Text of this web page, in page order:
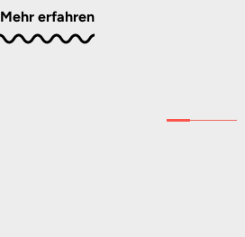
Mehr erfahren